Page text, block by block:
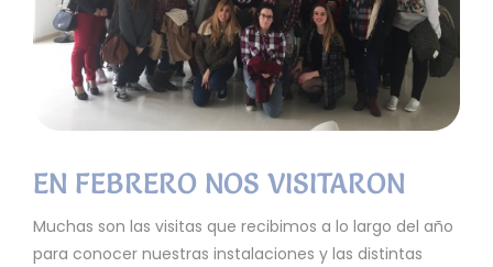
EN FEBRERO NOS VISITARON
Muchas son las visitas que recibimos a lo largo del año
para conocer nuestras instalaciones y las distintas